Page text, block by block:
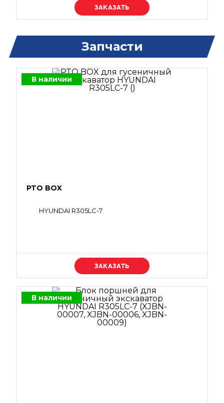
Уточняйте цену
Запчасти
В наличии
PTO BOX
HYUNDAI R305LC-7
Уточняйте цену
В наличии